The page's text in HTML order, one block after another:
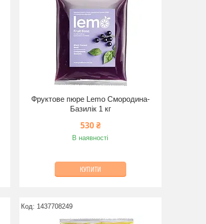
Фруктове пюре Lemo Смородина-
Базилік 1 кг
530 ₴
В наявності
КУПИТИ
1437708249